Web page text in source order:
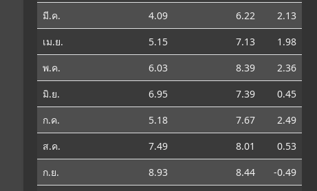
มี.ค.
4.09 6.22
2.13
เม.ย.
5.15 7.13
1.98
พ.ค.
6.03 8.39
2.36
มิ.ย.
6.95 7.39
0.45
ก.ค.
5.18 7.67
2.49
ส.ค.
7.49 8.01
0.53
ก.ย.
8.93 8.44 -0.49